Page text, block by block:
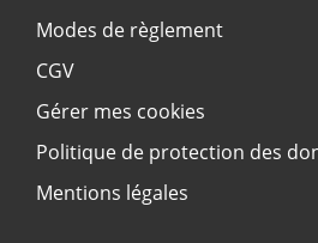
Modes de règlement
CGV
Gérer mes cookies
Politique de protection des
Mentions légales